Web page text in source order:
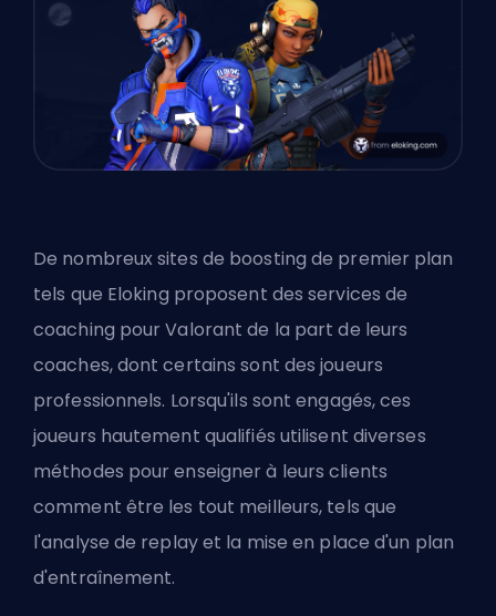
De nombreux sites de boosting de premier plan
tels que Eloking proposent des services de
coaching pour Valorant de la part de leurs
coaches, dont certains sont des joueurs
professionnels. Lorsqu'ils sont engagés, ces
joueurs hautement qualifiés utilisent diverses
méthodes pour enseigner à leurs clients
comment être les tout meilleurs, tels que
l'analyse de replay et la mise en place d'un plan
d'entraînement.